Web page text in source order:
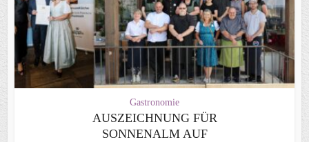
Gastronomie
AUSZEICHNUNG FÜR
SONNENALM AUF